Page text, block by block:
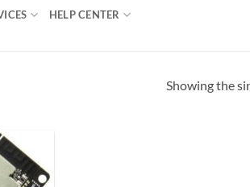
HELP CENTER
Showing the